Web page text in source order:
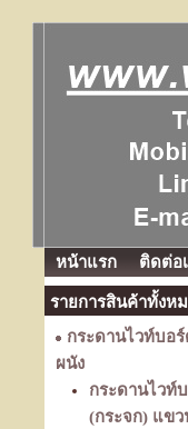
หน้าแรก ติดต่อ
รายการสินค้าทั้งห
กระดานไวท์บอ
ผนัง
กระดานไวท์
(กระจก) แขว